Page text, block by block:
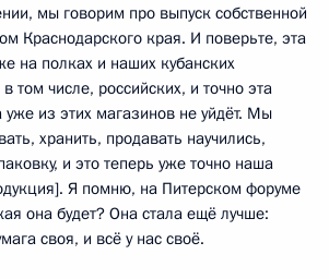
мы говорим про выпуск собственной
Краснодарского края. И поверьте, эта
на полках и наших кубанских
том числе, российских, и точно эта
уже из этих магазинов не уйдёт. Мы
хранить, продавать научились,
и это теперь уже точно наша
Я помню, на Питерском форуме
она будет? Она стала ещё лучше:
своя, и всё у нас своё.